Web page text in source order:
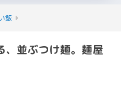
飯
、並ぶつけ麺。麺屋